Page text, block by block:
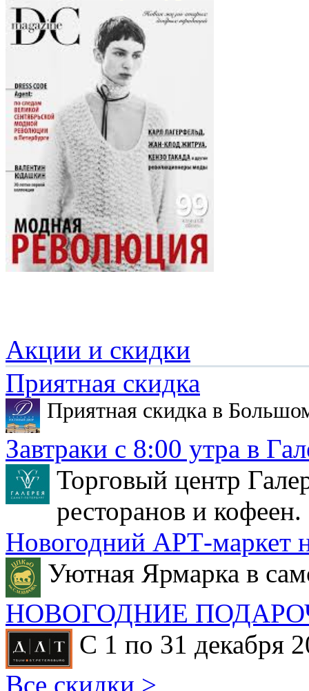
Акции и скидки
Приятная скидка
Приятная скидка в
Завтраки с 8:00 утра в
Торговый центр
ресторанов и кофеен.
Новогодний АРТ-маркет
Уютная Ярмарка в
НОВОГОДНИЕ
С 1 по 31 декабря
Все скидки >